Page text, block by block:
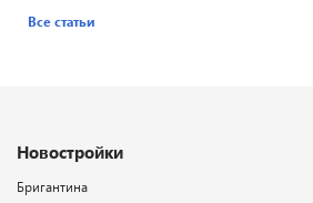
Все статьи
Новостройки
Бригантина